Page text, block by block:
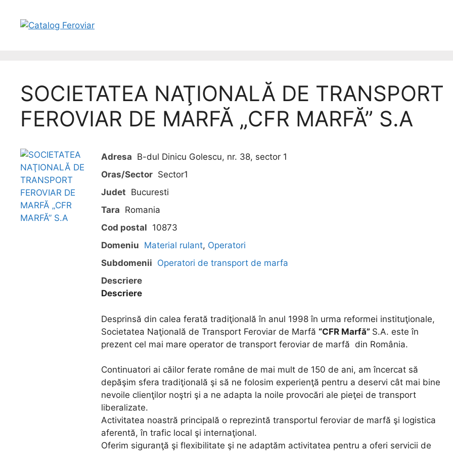
SOCIETATEA NAŢIONALĂ DE TRANSPORT
FEROVIAR DE MARFĂ „CFR MARFĂ” S.A
Adresa B-dul Dinicu Golescu, nr. 38, sector 1
Oras/Sector Sector1
Judet Bucuresti
Tara Romania
Cod postal 10873
Domeniu Material rulant, Operatori
Subdomenii Operatori de transport de marfa
Descriere
Descriere
Desprinsă din calea ferată tradiţională în anul 1998 în urma reformei instituţionale,
Societatea Naţională de Transport Feroviar de Marfă “CFR Marfă” S.A. este în
prezent cel mai mare operator de transport feroviar de marfă din România.
Continuatori ai căilor ferate române de mai mult de 150 de ani, am încercat să
depăşim sfera tradiţională şi să ne folosim experienţă pentru a deservi cât mai bine
nevoile clienţilor noştri şi a ne adapta la noile provocări ale pieţei de transport
liberalizate.
Activitatea noastră principală o reprezintă transportul feroviar de marfă şi logistica
aferentă, în trafic local şi internaţional.
Oferim siguranţă şi flexibilitate şi ne adaptăm activitatea pentru a oferi servicii de